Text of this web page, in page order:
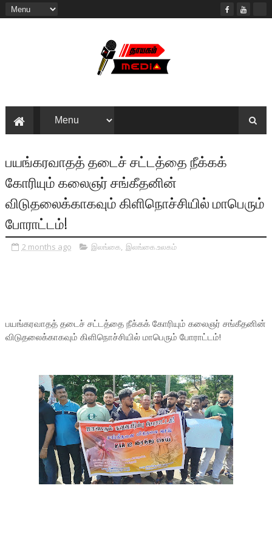
பயங்கரவாதத் தடைச் சட்டத்தை நீக்கக்
கோரியும் கலைஞர் சங்கீதனின்
விடுதலைக்காகவும் கிளிநொச்சியில் மாபெரும்
போராட்டம்!
2 months ago இலங்கை, இலங்கை.உலகம்
பயங்கரவாதத் தடைச் சட்டத்தை நீக்கக் கோரியும் கலைஞர் சங்கீதனின்
விடுதலைக்காகவும் கிளிநொச்சியில் மாபெரும் போராட்டம்!